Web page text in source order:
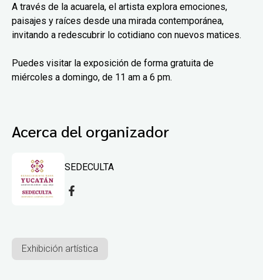
A través de la acuarela, el artista explora emociones,
paisajes y raíces desde una mirada contemporánea,
invitando a redescubrir lo cotidiano con nuevos matices.
Puedes visitar la exposición de forma gratuita de
miércoles a domingo, de 11 am a 6 pm.
Acerca del organizador
SEDECULTA
Exhibición artística